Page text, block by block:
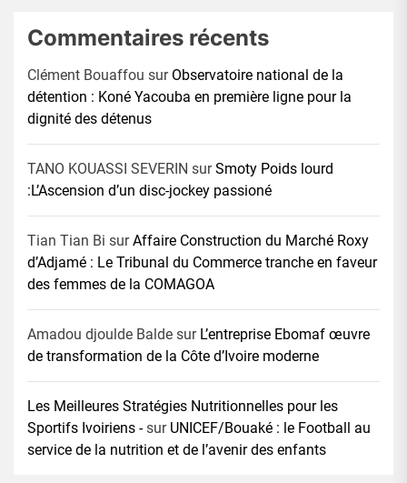
Commentaires récents
Clément Bouaffou sur Observatoire national de la
détention : Koné Yacouba en première ligne pour la
dignité des détenus
TANO KOUASSI SEVERIN surSmoty Poids lourd
:L’Ascension d’un disc-jockey passioné
Tian Tian Bi surAffaire Construction du Marché Roxy
d’Adjamé : Le Tribunal du Commerce tranche en faveur
des femmes de la COMAGOA
Amadou djoulde Balde sur L’entreprise Ebomaf œuvre
de transformation de la Côte d’Ivoire moderne
Les Meilleures Stratégies Nutritionnelles pour les
Sportifs Ivoiriens -sur UNICEF/Bouaké : le Football au
service de la nutrition et de l’avenir des enfants